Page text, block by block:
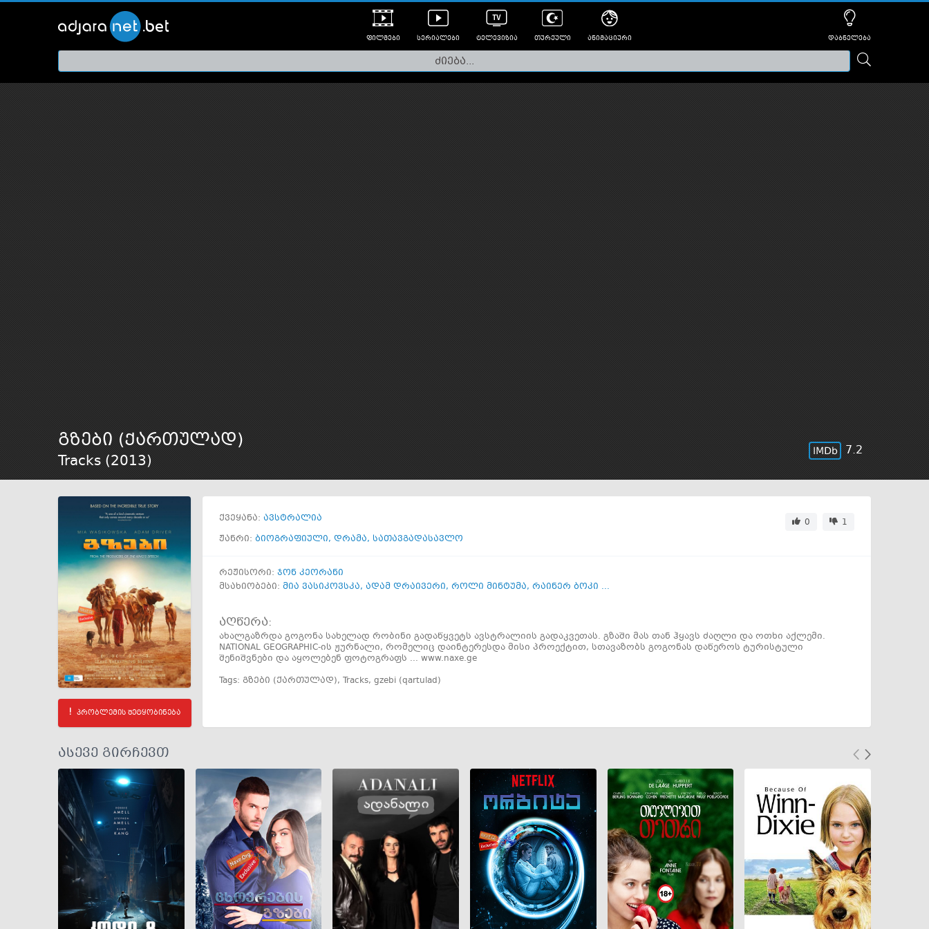
ფილმები
თრეილერები
სერიალები ტელევიზია თურქული ანიმაციური დაბნელება
გზები (ქართულად)
Tracks (2013)
7.2
პრობლემის შეტყობინება
ქვეყანა: ავსტრალია 0
1
ჟანრი: ბიოგრაფიული, დრამა, სათავგადასავლო
რეჟისორი: ჯონ კეორანი
მსახიობები: მია ვასიკოვსკა, ადამ დრაივერი, როლი მინტუმა, რაინერ ბოკი ...
აღწერა:
ახალგაზრდა გოგონა სახელად რობინი გადაწყვეტს ავსტრალიის გადაკვეთას. გზაში მას თან ჰყავს ძაღლი და ოთხი აქლემი.
NATIONAL GEOGRAPHIC-ის ჟურნალი, რომელიც დაინტერესდა მისი პროექტით, სთავაზობს გოგონას დაწეროს ტურისტული
შენიშვნები და აყოლებენ ფოტოგრაფს ... www.naxe.ge
Tags: გზები (ქართულად), Tracks, gzebi (qartulad)
ასევე გირჩევთ